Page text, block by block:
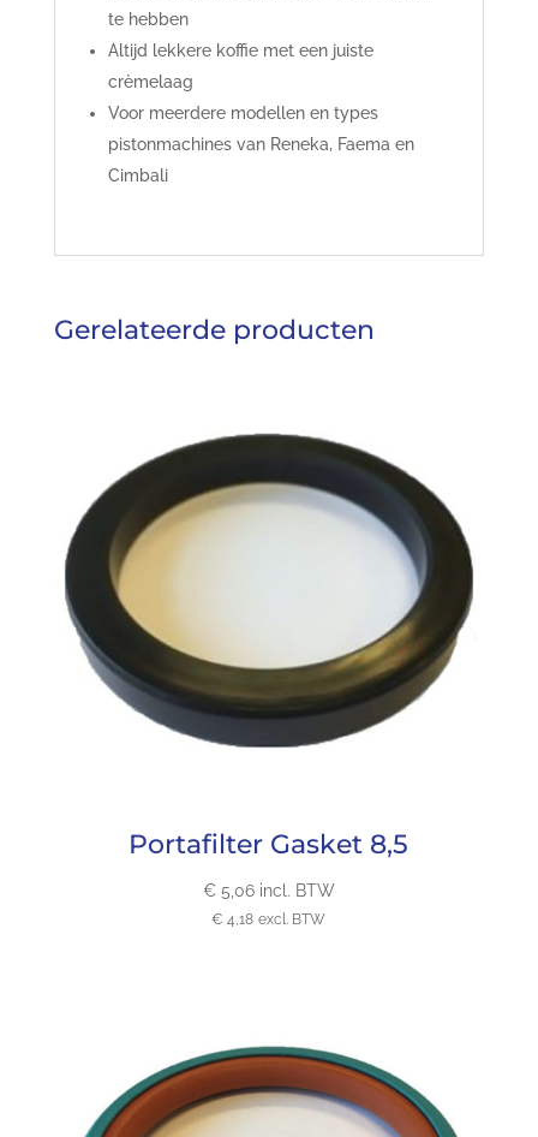
te hebben
Altijd lekkere koffie met een juiste
crèmelaag
Voor meerdere modellen en types
pistonmachines van Reneka, Faema en
Cimbali
Gerelateerde producten
Portafilter Gasket 8,5
€5,06 incl. BTW
€ 4,18 excl. BTW